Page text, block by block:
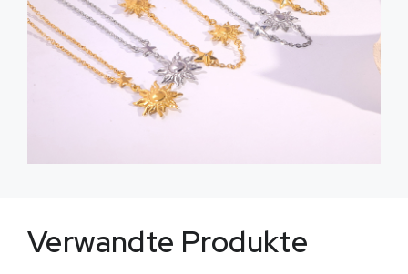
Verwandte Produkte